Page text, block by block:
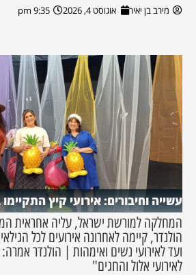
מירב בן יאיר אוגוסט 4, 2026 9:35 pm
עשייה וחיבורים: אירועי קיץ
המחלקה למורשת ישראל, עליה אחראית
הולנדר, קיימה לאחרונה אירועים לכל
ועד לאירועי נשים ואימהות | הולנדר
לאירועי אלול והחגים"